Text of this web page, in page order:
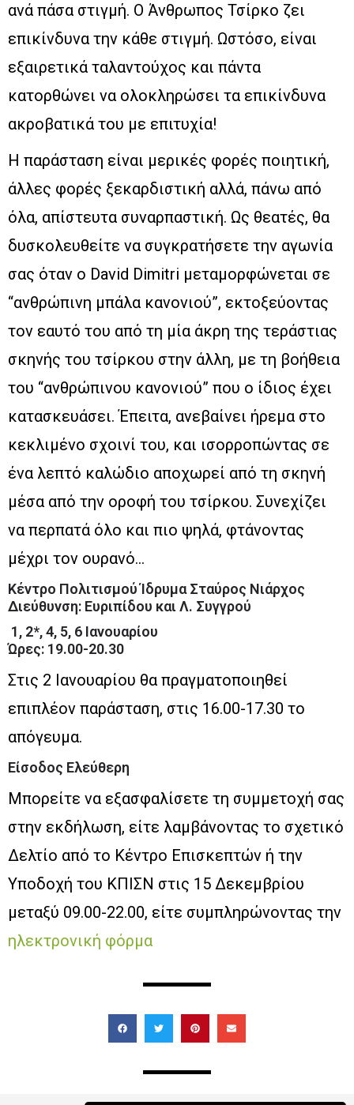
ανά πάσα στιγμή. Ο Άνθρωπος Τσίρκο ζει
επικίνδυνα την κάθε στιγμή. Ωστόσο, είναι
εξαιρετικά ταλαντούχος και πάντα
κατορθώνει να ολοκληρώσει τα επικίνδυνα
ακροβατικά του με επιτυχία!
Η παράσταση είναι μερικές φορές ποιητική,
άλλες φορές ξεκαρδιστική αλλά, πάνω από
όλα, απίστευτα συναρπαστική. Ως θεατές, θα
δυσκολευθείτε να συγκρατήσετε την αγωνία
σας όταν ο David Dimitri μεταμορφώνεται σε
“ανθρώπινη μπάλα κανονιού”, εκτοξεύοντας
τον εαυτό του από τη μία άκρη της τεράστιας
σκηνής του τσίρκου στην άλλη, με τη βοήθεια
του “ανθρώπινου κανονιού” που ο ίδιος έχει
κατασκευάσει. Έπειτα, ανεβαίνει ήρεμα στο
κεκλιμένο σχοινί του, και ισορροπώντας σε
ένα λεπτό καλώδιο αποχωρεί από τη σκηνή
μέσα από την οροφή του τσίρκου. Συνεχίζει
να περπατά όλο και πιο ψηλά, φτάνοντας
μέχρι τον ουρανό…
Κέντρο Πολιτισμού Ίδρυμα Σταύρος Νιάρχος
Διεύθυνση: Ευριπίδου και Λ. Συγγρού
1, 2*, 4, 5, 6 Ιανουαρίου
Ώρες: 19.00-20.30
Στις 2 Ιανουαρίου θα πραγματοποιηθεί
επιπλέον παράσταση, στις 16.00-17.30 το
απόγευμα.
Είσοδος Ελεύθερη
Μπορείτε να εξασφαλίσετε τη συμμετοχή σας
στην εκδήλωση, είτε λαμβάνοντας το σχετικό
Δελτίο από το Κέντρο Επισκεπτών ή την
Υποδοχή του ΚΠΙΣΝ στις 15 Δεκεμβρίου
μεταξύ 09.00-22.00, είτε συμπληρώνοντας την
ηλεκτρονική φόρμα